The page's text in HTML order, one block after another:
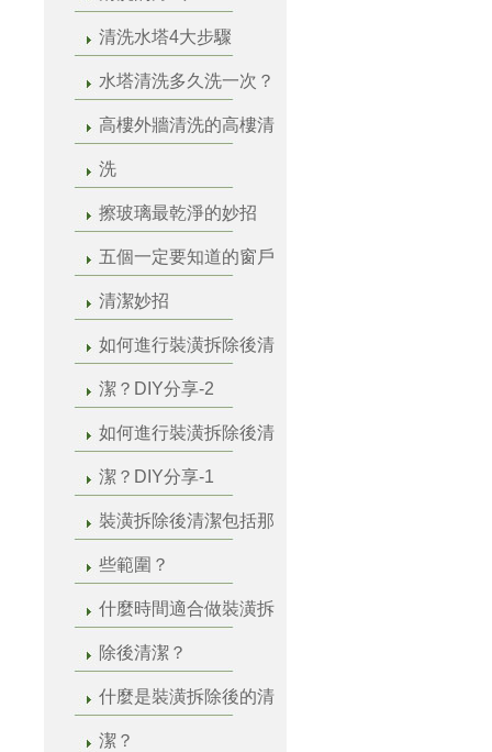
清洗水塔4大步驟
水塔清洗多久洗一次？
高樓外牆清洗的高樓清
洗
擦玻璃最乾淨的妙招
五個一定要知道的窗戶
清潔妙招
如何進行裝潢拆除後清
潔？DIY分享-2
如何進行裝潢拆除後清
潔？DIY分享-1
裝潢拆除後清潔包括那
些範圍？
什麼時間適合做裝潢拆
除後清潔？
什麼是裝潢拆除後的清
潔？